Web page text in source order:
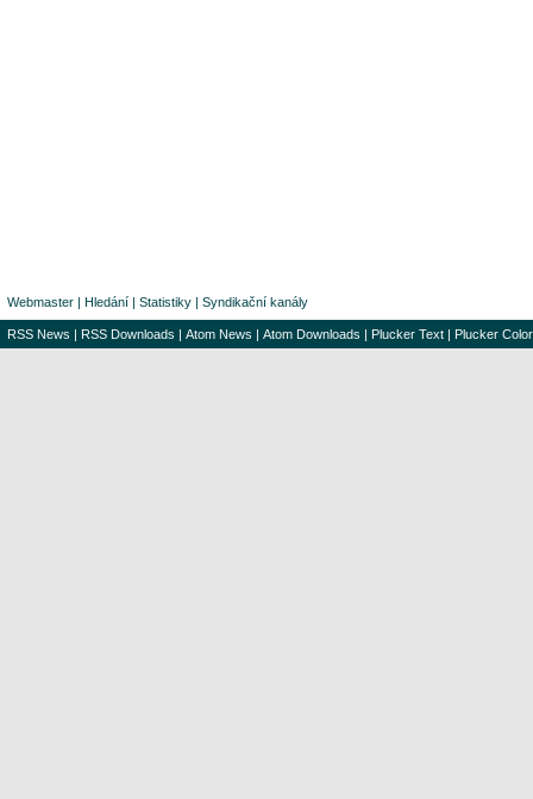
Webmaster | Hledání | Statistiky | Syndikační kanály
RSS News | RSS Downloads | Atom News | Atom Downloads | Plucker Text | Plucker Color